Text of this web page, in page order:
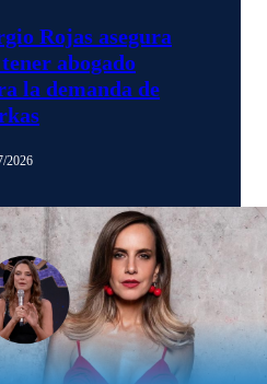
Rojas asegura
abogado
la demanda de
2026